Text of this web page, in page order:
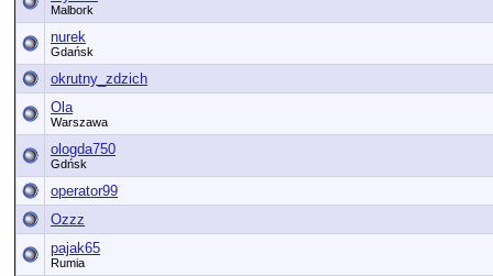
Malbork
nurek
Gdańsk
okrutny_zdzich
Ola
Warszawa
ologda750
Gdńsk
operator99
Ozzz
pajak65
Rumia